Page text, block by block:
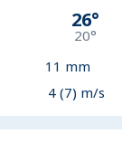
26°
20°
11 mm
4 (7) m/s